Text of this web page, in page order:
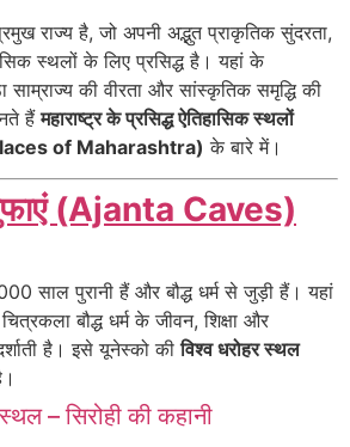
राज्य है, जो अपनी अद्भुत प्राकृतिक सुंदरता,
स्थलों के लिए प्रसिद्ध है। यहां के
साम्राज्य की वीरता और सांस्कृतिक समृद्धि की
हैंमहाराष्ट्र के प्रसिद्ध ऐतिहासिक स्थलों
of Maharashtra) के बारे में।
(Ajanta Caves)
साल पुरानी हैं और बौद्ध धर्म से जुड़ी हैं। यहां
चित्रकला बौद्ध धर्म के जीवन, शिक्षा और
है। इसे यूनेस्को कीविश्व धरोहर स्थल
– सिरोही की कहानी